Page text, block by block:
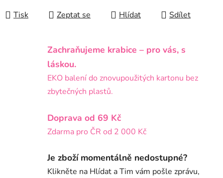
Tisk Zeptat se Hlídat Sdílet
Zachraňujeme krabice – pro vás, s
láskou.
EKO balení do znovupoužitých kartonu bez
zbytečných plastů.
Doprava od 69 Kč
Zdarma pro ČR od 2 000 Kč
Je zboží momentálně nedostupné?
Klikněte na Hlídat a Tim vám pošle zprávu,